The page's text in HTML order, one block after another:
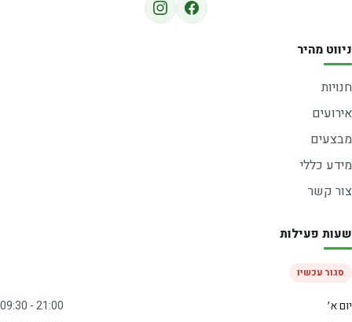
ניווט מהיר
חנויות
אירועים
מבצעים
מידע כללי
צור קשר
שעות פעילות
סגור עכשיו
יום א׳
09:30 - 21:00